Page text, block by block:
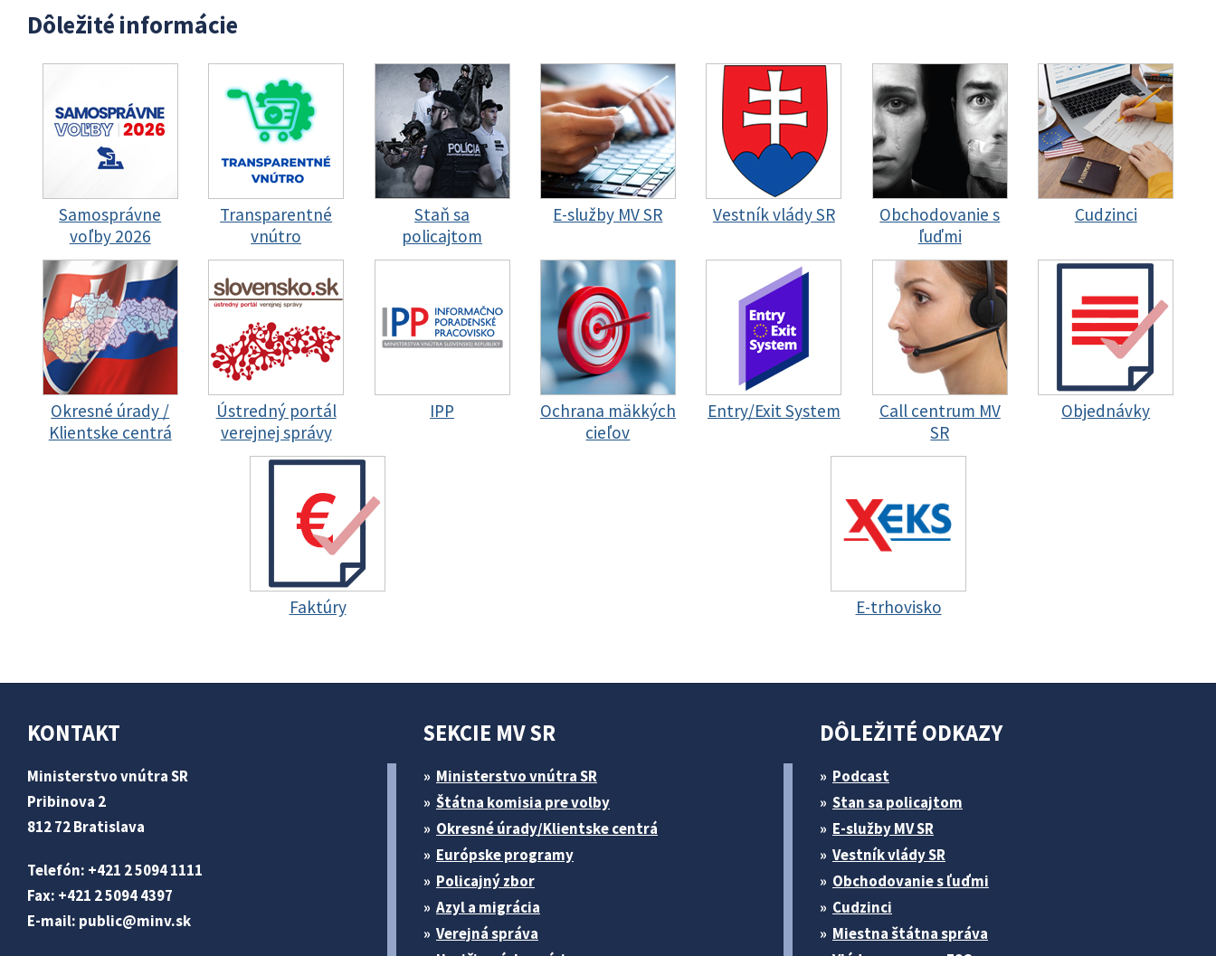
Dôležité informácie
Samosprávne
voľby 2026
Transparentné
vnútro
Staň sa
policajtom
E-služby MV SR Vestník vlády SR
Obchodovanie s
ľuďmi
Cudzinci
Okresné úrady /
Klientske centrá
Ústredný portál
verejnej správy
IPP
Ochrana mäkkých
cieľov
Entry/Exit System
Call centrum MV
SR
Objednávky
Faktúry E-trhovisko
KONTAKT
Ministerstvo vnútra SR
Pribinova 2
812 72 Bratislava
Telefón: +421 2 5094 1111
Fax: +421 2 5094 4397
E-mail: public@minv.sk
SEKCIE MV SR
Ministerstvo vnútra SR
Štátna komisia pre volby
Okresné úrady/Klientske centrá
Európske programy
Policajný zbor
Azyl a migrácia
Verejná správa
DÔLEŽITÉ ODKAZY
Podcast
Stan sa policajtom
E-služby MV SR
Vestník vlády SR
Obchodovanie s ľuďmi
Cudzinci
Miestna štátna správa